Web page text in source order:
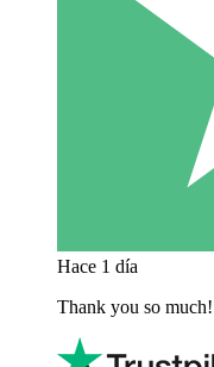
Hace 1 día
Thank you so much!